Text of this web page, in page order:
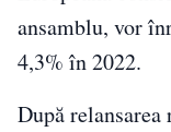
ansamblu, vor
4,3% în 2022.
După